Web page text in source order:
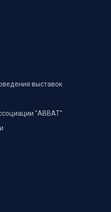
выставок
"АВВАТ"